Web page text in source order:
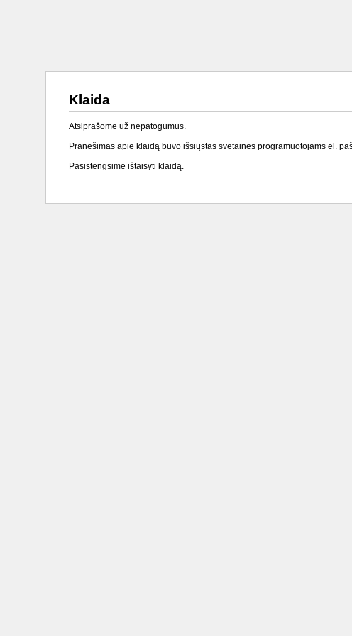
Klaida
Atsiprašome už nepatogumus.
Pranešimas apie klaidą buvo išsiųstas svetainės programuotojams el.
Pasistengsime ištaisyti klaidą.